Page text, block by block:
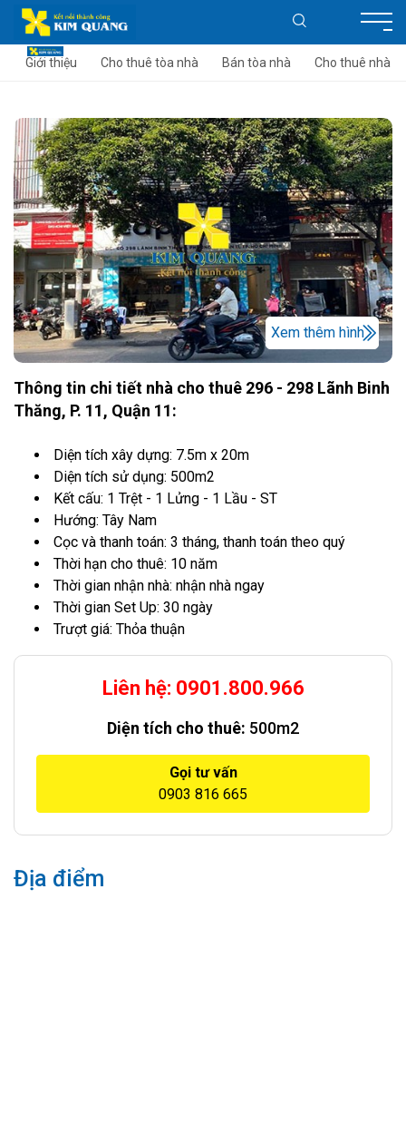
Giới thiệu Cho thuê tòa nhà Bán tòa nhà Cho thuê nhà
Xem thêm hình
Thông tin chi tiết nhà cho thuê 296 - 298 Lãnh Binh
Thăng, P. 11, Quận 11:
Diện tích xây dựng: 7.5m x 20m
Diện tích sử dụng: 500m2
Kết cấu: 1 Trệt - 1 Lửng - 1 Lầu - ST
Hướng: Tây Nam
Cọc và thanh toán: 3 tháng, thanh toán theo quý
Thời hạn cho thuê: 10 năm
Thời gian nhận nhà: nhận nhà ngay
Thời gian Set Up: 30 ngày
Trượt giá: Thỏa thuận
Liên hệ: 0901.800.966
Diện tích cho thuê: 500m2
Gọi tư vấn
0903 816 665
Địa điểm